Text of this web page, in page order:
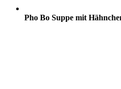
Pho Bo Suppe mit